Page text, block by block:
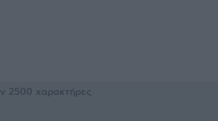
2500 χαρακτήρες